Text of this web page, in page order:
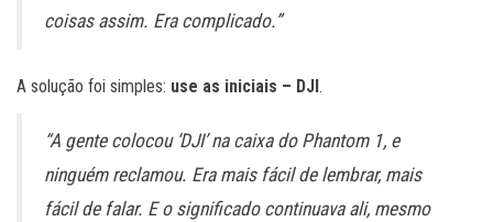
coisas assim. Era complicado.”
A solução foi simples: use as iniciais – DJI .
“A gente colocou ‘DJI’ na caixa do Phantom 1, e
ninguém reclamou. Era mais fácil de lembrar, mais
fácil de falar. E o significado continuava ali, mesmo